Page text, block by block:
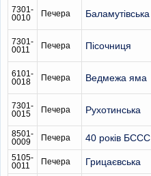
7301-
0010
Печера Баламутівська
7301-
0011
Печера Пісочниця
6101-
0018
Печера Ведмежа яма
7301-
0015
Печера Рухотинська
8501-
0009
Печера 40 років БССС
5105-
0011
Печера Грицаєвська